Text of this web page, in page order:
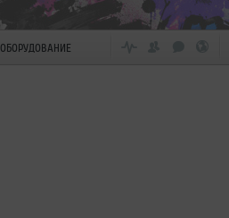
ОБОРУДОВАНИЕ